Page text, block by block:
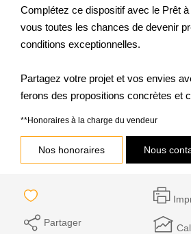
Complétez ce dispositif avec le Prêt
vous toutes les chances de devenir
conditions exceptionnelles.
Partagez votre projet et vos envies
ferons des propositions concrètes et
**Honoraires à la charge du vendeur
Nos honoraires Nous
Partager